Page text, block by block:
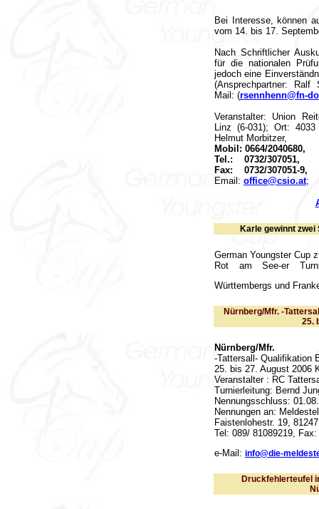
Bei Interesse, können
vom 14. bis 17.
Nach Schriftlicher
für die nationalen
jedoch eine
(Ansprechpartner: Ralf
Mail: (rsennhenn@fn-
Veranstalter: Union
Linz (6-031); Ort:
Helmut Morbitzer,
Mobil: 0664/2040680,
Tel.: 0732/307051,
Fax: 0732/307051-9,
Email: office@csio.at;
Karle gewinnt zwei
German Youngster Cup
Rot am See-er
Württembergs und
Nürnberg/Mfr. -
25.
Nürnberg/Mfr.
-Tattersall- Qualifikation
25. bis 27. August 2006
Veranstalter : RC
Turnierleitung: Bernd
Nennungsschluss:
Nennungen an:
Faistenlohestr. 19,
Tel: 089/ 81089219, Fax:
e-Mail: info@die-
Druckfehlerteufel